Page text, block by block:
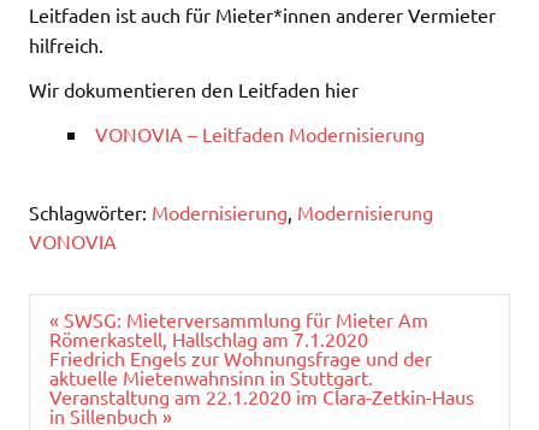
Leitfaden ist auch für Mieter*innen anderer Vermieter
hilfreich.
Wir dokumentieren den Leitfaden hier
VONOVIA – Leitfaden Modernisierung
Schlagwörter: Modernisierung Modernisierung
VONOVIA
Beitragsnavigation
« SWSG: Mieterversammlung für Mieter Am
Römerkastell, Hallschlag am 7.1.2020
Friedrich Engels zur Wohnungsfrage und der
aktuelle Mietenwahnsinn in Stuttgart.
Veranstaltung am 22.1.2020 im Clara-Zetkin-Haus
in Sillenbuch »